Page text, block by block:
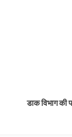
डाक विभाग की